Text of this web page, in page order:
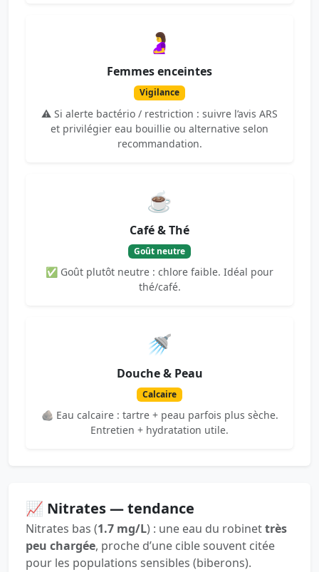
🤰
Femmes enceintes
Vigilance
⚠️ Si alerte bactério / restriction : suivre l’avis ARS
et privilégier eau bouillie ou alternative selon
recommandation.
☕
Café & Thé
Goût neutre
✅ Goût plutôt neutre : chlore faible. Idéal pour
thé/café.
🚿
Douche & Peau
Calcaire
🪨 Eau calcaire : tartre + peau parfois plus sèche.
Entretien + hydratation utile.
📈 Nitrates — tendance
Nitrates bas (1.7 mg/L) : une eau du robinettrès
peu chargée, proche d’une cible souvent citée
pour les populations sensibles (biberons).